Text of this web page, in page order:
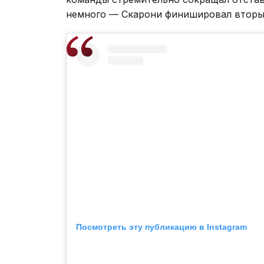
немного — Скарони финишировал
Посмотреть эту публикацию в Instagram